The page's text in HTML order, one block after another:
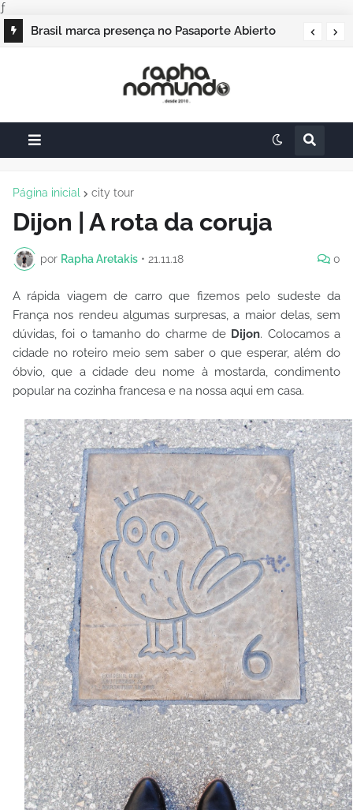
ƒ
Campos do Jordão vai sediar o Pasaporte
Página inicial city tour
Dijon | A rota da coruja
por Rapha Aretakis • 21.11.18 0
A rápida viagem de carro que fizemos pelo sudeste da
França nos rendeu algumas surpresas, a maior delas, sem
dúvidas, foi o tamanho do charme de Dijon. Colocamos a
cidade no roteiro meio sem saber o que esperar, além do
óbvio, que a cidade deu nome à mostarda, condimento
popular na cozinha francesa e na nossa aqui em casa.